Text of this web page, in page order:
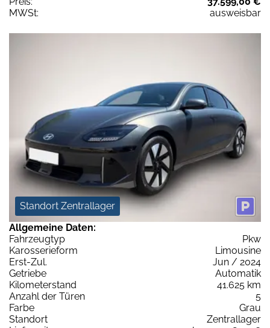
MWSt:
ausweisbar
Standort Zentrallager
Allgemeine Daten:
Fahrzeugtyp
Pkw
Karosserieform
Limousine
Erst-Zul.
Jun / 2024
Getriebe
Automatik
Kilometerstand
41.625 km
Anzahl der Türen
5
Farbe
Grau
Standort
Zentrallager